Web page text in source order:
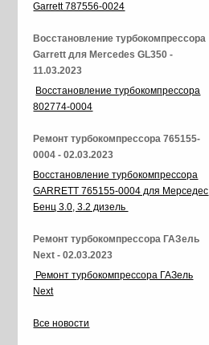
Garrett 787556-0024
Восстановление турбокомпрессора
Garrett для Mercedes GL350 -
11.03.2023
Восстановление турбокомпрессора
802774-0004
Ремонт турбокомпрессора 765155-
0004 - 02.03.2023
Восстановление турбокомпрессора
GARRETT 765155-0004 для Мерседес
Бенц 3.0, 3.2 дизель
Ремонт турбокомпрессора ГАЗель
Next - 02.03.2023
Ремонт турбокомпрессора ГАЗель
Next
Все новости